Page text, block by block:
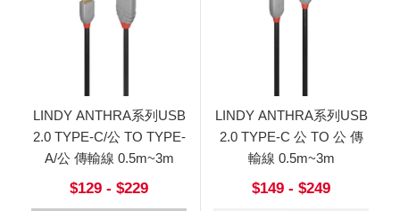
LINDY ANTHRA系列USB
2.0 TYPE-C/公 TO TYPE-
A/公 傳輸線 0.5m~3m
$129 - $229
LINDY ANTHRA系列USB
2.0 TYPE-C 公 TO 公 傳
輸線 0.5m~3m
$149 - $249